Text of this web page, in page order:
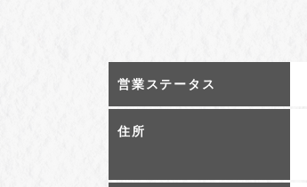
営業ステータス
住所